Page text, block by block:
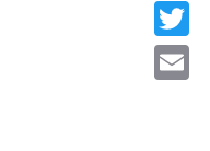
Facebook
Twitter